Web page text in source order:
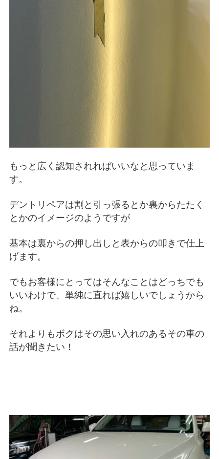
もっと広く認知されればいいなと思っていま
す。
デントリペアは割と引っ張るとか裏からたたく
とかのイメージのようですが
基本は裏からの押し出しと表からの叩きで仕上
げます。
でもお客様にとってはそんなことはどっちでも
いいわけで、単純に直れば嬉しいでしょうから
ね。
それよりもボクはその思い入れのあるその車の
話が聞きたい！